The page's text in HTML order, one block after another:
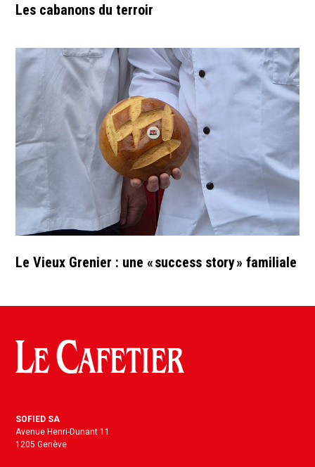
Les cabanons du terroir
Le Vieux Grenier : une « success story » familiale
SOFIED SA
Avenue Henri-Dunant 11
1205 Genève